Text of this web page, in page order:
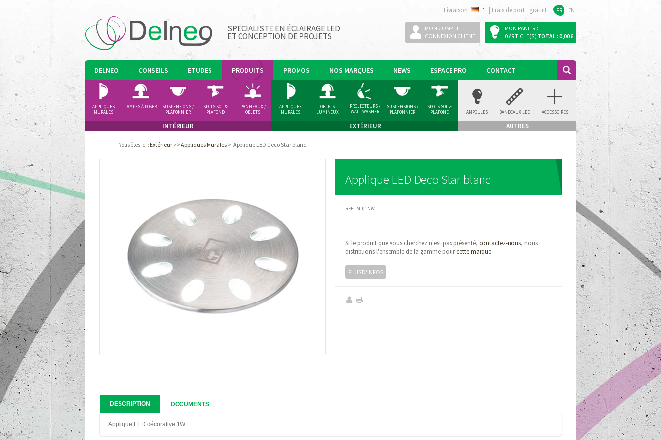
Livraison | Frais de port : gratuit FR EN
SPÉCIALISTE EN ÉCLAIRAGE LED
ET CONCEPTION DE PROJETS
MON COMPTE
CONNEXION CLIENT
MON PANIER :
0 ARTICLE(S) TOTAL : 0,00 €
DELNEO CONSEILS ETUDES PRODUITS PROMOS NOS MARQUES NEWS ESPACE PRO CONTACT
INTÉRIEUR
APPLIQUES
MURALES
LAMPES À POSER
SUSPENSIONS /
PLAFONNIER
SPOTS SOL &
PLAFOND
PANNEAUX /
OBJETS
EXTÉRIEUR
APPLIQUES
MURALES
OBJETS
LUMINEUX
PROJECTEURS /
WALL WASHER
SUSPENSIONS /
PLAFONNIER
SPOTS SOL &
PLAFOND
AUTRES
AMPOULES BANDEAUX LED ACCESSOIRES
Vous êtes ici : Extérieur >> Appliques Murales > Applique LED Deco Star blanc
Applique LED Deco Star blanc
REF : ML01NW
Si le produit que vous cherchez n'est pas présenté, contactez-nous, nous
distribuons l'ensemble de la gamme pourcette marque.
PLUS D'INFOS
DESCRIPTION DOCUMENTS
Applique LED décorative 1W